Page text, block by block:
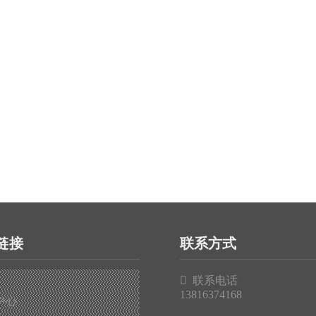
接
心
联系方式

联系电话
13816374168